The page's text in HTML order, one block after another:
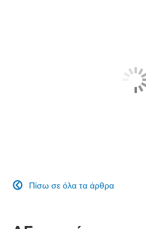
Πίσω σε όλα τα άρθρα
